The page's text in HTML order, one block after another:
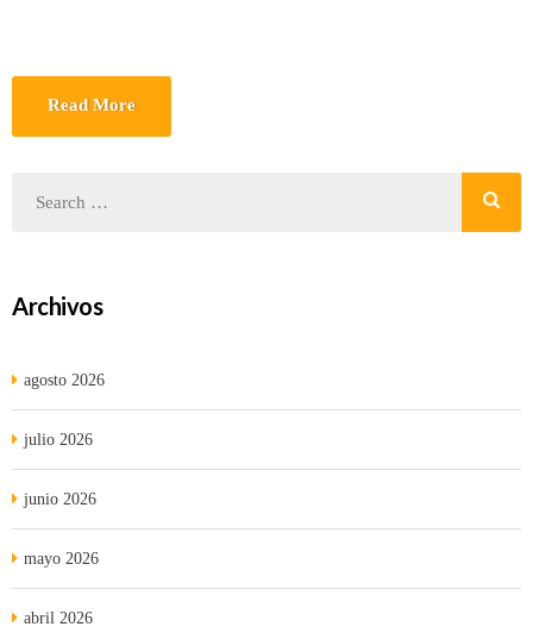
Read More
Archivos
agosto 2026
julio 2026
junio 2026
mayo 2026
abril 2026